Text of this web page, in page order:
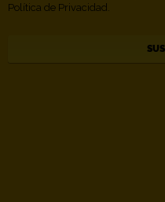
Política de Privacidad.